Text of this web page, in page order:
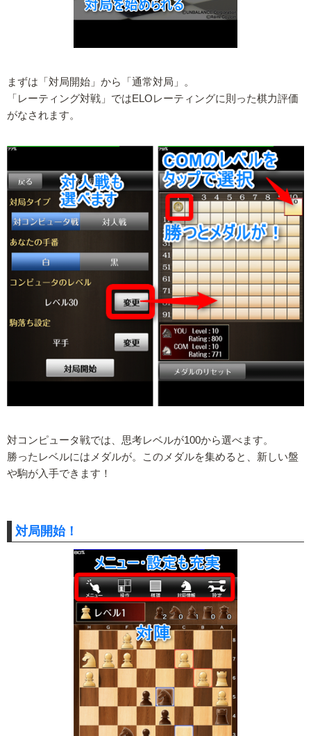
まずは「対局開始」から「通常対局」。
「レーティング対戦」ではELOレーティングに則った棋力評価
がなされます。
対コンピュータ戦では、思考レベルが100から選べます。
勝ったレベルにはメダルが。このメダルを集めると、新しい盤
や駒が入手できます！
対局開始！